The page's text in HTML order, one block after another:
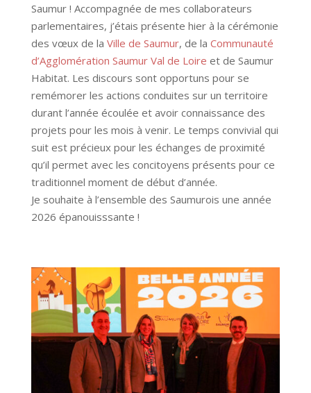
Saumur ! Accompagnée de mes collaborateurs
parlementaires, j’étais présente hier à la cérémonie
des vœux de la Ville de Saumur, de la Communauté
d’Agglomération Saumur Val de Loire et de Saumur
Habitat. Les discours sont opportuns pour se
remémorer les actions conduites sur un territoire
durant l’année écoulée et avoir connaissance des
projets pour les mois à venir. Le temps convivial qui
suit est précieux pour les échanges de proximité
qu’il permet avec les concitoyens présents pour ce
traditionnel moment de début d’année.
Je souhaite à l’ensemble des Saumurois une année
2026 épanouisssante !